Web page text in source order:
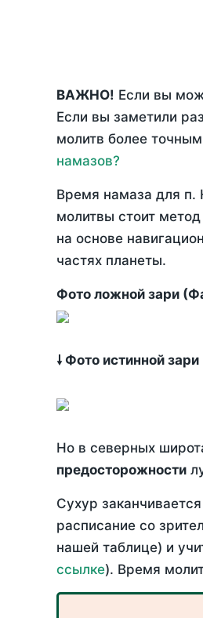
ВАЖНО! Если вы
Если вы заметили
молитв более
намазов?
Время намаза для п.
молитвы стоит
на основе
частях планеты.
Фото ложной зари
🠗 Фото истинной
Но в северных
предосторожности
Сухур
расписание со
нашей таблице) и
ссылке). Время